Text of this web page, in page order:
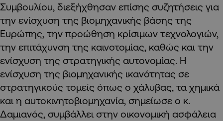
Συμβουλίου, διεξήχθησαν επίσης συζητήσεις για
την ενίσχυση της βιομηχανικής βάσης της
Ευρώπης, την προώθηση κρίσιμων τεχνολογιών,
την επιτάχυνση της καινοτομίας, καθώς και την
ενίσχυση της στρατηγικής αυτονομίας. Η
ενίσχυση της βιομηχανικής ικανότητας σε
στρατηγικούς τομείς όπως ο χάλυβας, τα χημικά
και η αυτοκινητοβιομηχανία, σημείωσε ο κ.
Δαμιανός, συμβάλλει στην οικονομική ασφάλεια